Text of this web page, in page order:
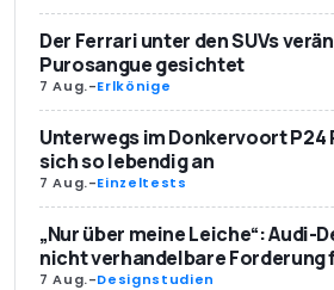
Der Ferrari unter den SUVs
Purosangue gesichtet
7 Aug.-Erlkönige
Unterwegs im Donkervoort P24
sich so lebendig an
7 Aug.-Einzeltests
„Nur über meine Leiche“: Audi-
nicht verhandelbare Forderung
7 Aug.-Designstudien